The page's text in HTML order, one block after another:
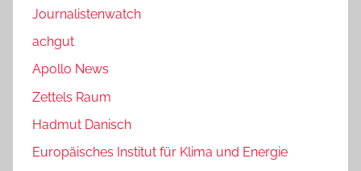
Journalistenwatch
achgut
Apollo News
Zettels Raum
Hadmut Danisch
Europäisches Institut für Klima und Energie